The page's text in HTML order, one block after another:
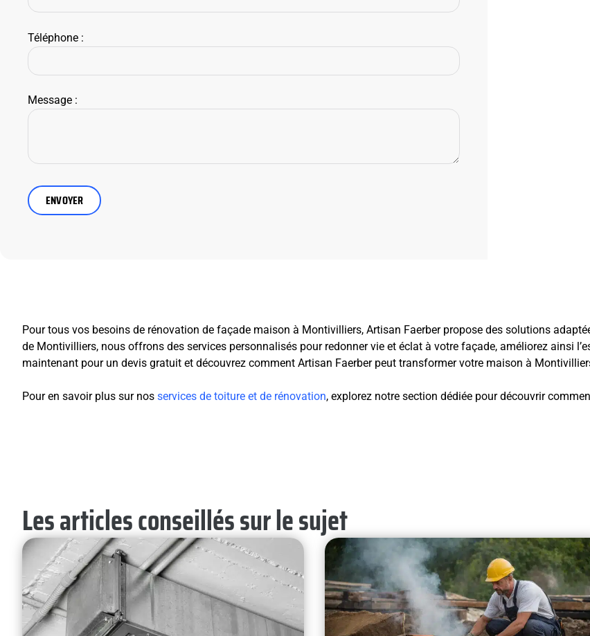
Téléphone :
Message :
Pour tous vos besoins de rénovation de façade maison à Montivilliers, Artisan Faerber propose des solutions
de Montivilliers, nous offrons des services personnalisés pour redonner vie et éclat à votre façade, améliorez ainsi
maintenant pour un devis gratuit et découvrez comment Artisan Faerber peut transformer votre maison à
Pour en savoir plus sur nos services de toiture et de rénovation, explorez notre section dédiée pour découvrir
Les articles conseillés sur le sujet